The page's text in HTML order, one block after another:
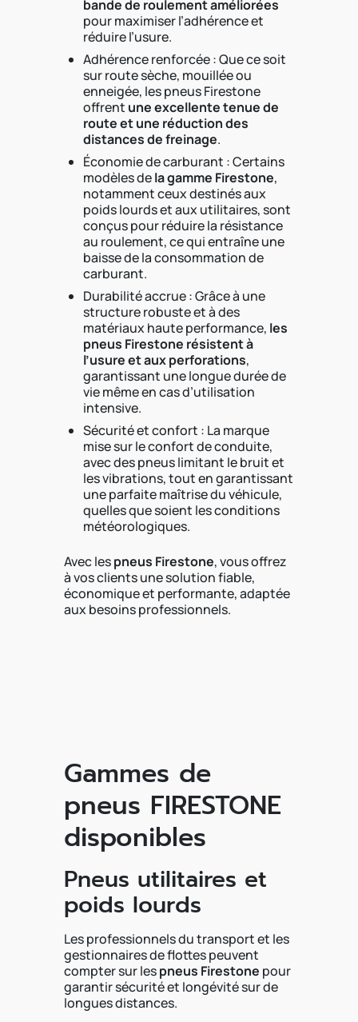
bande de roulement améliorées
pour maximiser l’adhérence et
réduire l’usure.
Adhérence renforcée : Que ce soit
sur route sèche, mouillée ou
enneigée, les pneus Firestone
offrent une excellente tenue de
route et une réduction des
distances de freinage.
Économie de carburant : Certains
modèles dela gamme Firestone,
notamment ceux destinés aux
poids lourds et aux utilitaires, sont
conçus pour réduire la résistance
au roulement, ce qui entraîne une
baisse de la consommation de
carburant.
Durabilité accrue : Grâce à une
structure robuste et à des
matériaux haute performance, les
pneus Firestone résistent à
l’usure et aux perforations,
garantissant une longue durée de
vie même en cas d’utilisation
intensive.
Sécurité et confort : La marque
mise sur le confort de conduite,
avec des pneus limitant le bruit et
les vibrations, tout en garantissant
une parfaite maîtrise du véhicule,
quelles que soient les conditions
météorologiques.
Avec lespneus Firestone, vous offrez
à vos clients une solution fiable,
économique et performante, adaptée
aux besoins professionnels.
Gammes de
pneus FIRESTONE
disponibles
Pneus utilitaires et
poids lourds
Les professionnels du transport et les
gestionnaires de flottes peuvent
compter sur lespneus Firestone pour
garantir sécurité et longévité sur de
longues distances.